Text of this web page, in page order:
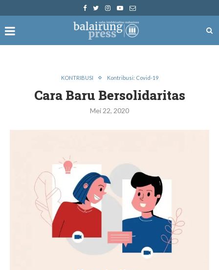
KONTRIBUSI Kontribusi: Covid-19
Cara Baru Bersolidaritas
Mei 22, 2020